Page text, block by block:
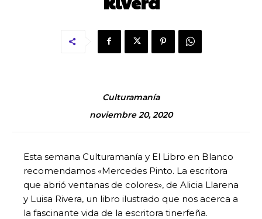
Culturamanía
noviembre 20, 2020
Esta semana Culturamanía y El Libro en Blanco
recomendamos «Mercedes Pinto. La escritora
que abrió ventanas de colores», de Alicia Llarena
y Luisa Rivera, un libro ilustrado que nos acerca a
la fascinante vida de la escritora tinerfeña.